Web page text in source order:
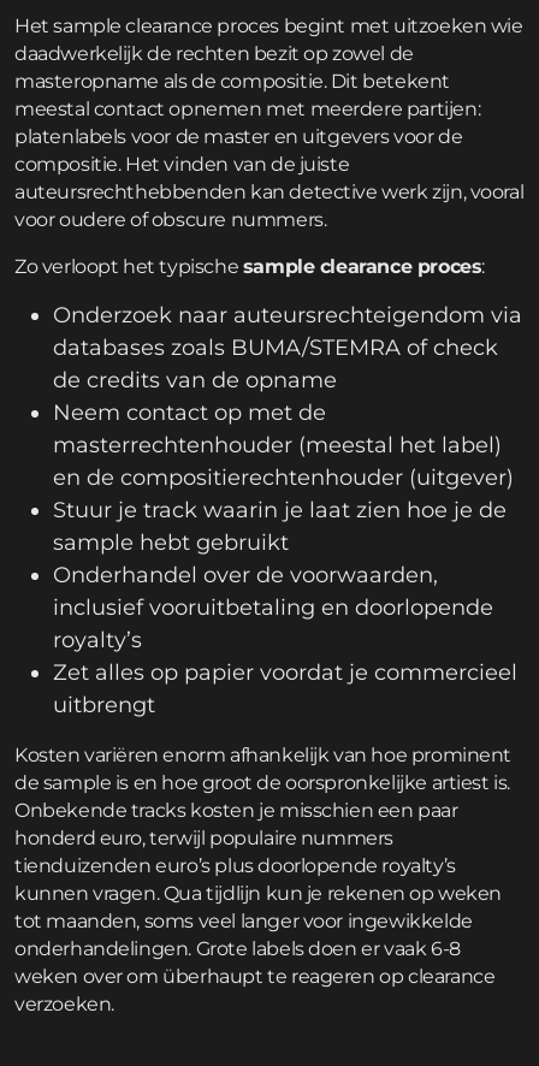
Het sample clearance proces begint met uitzoeken wie
daadwerkelijk de rechten bezit op zowel de
masteropname als de compositie. Dit betekent
meestal contact opnemen met meerdere partijen:
platenlabels voor de master en uitgevers voor de
compositie. Het vinden van de juiste
auteursrechthebbenden kan detective werk zijn, vooral
voor oudere of obscure nummers.
Zo verloopt het typische sample clearance proces:
Onderzoek naar auteursrechteigendom via
databases zoals BUMA/STEMRA of check
de credits van de opname
Neem contact op met de
masterrechtenhouder (meestal het label)
en de compositierechtenhouder (uitgever)
Stuur je track waarin je laat zien hoe je de
sample hebt gebruikt
Onderhandel over de voorwaarden,
inclusief vooruitbetaling en doorlopende
royalty’s
Zet alles op papier voordat je commercieel
uitbrengt
Kosten variëren enorm afhankelijk van hoe prominent
de sample is en hoe groot de oorspronkelijke artiest is.
Onbekende tracks kosten je misschien een paar
honderd euro, terwijl populaire nummers
tienduizenden euro’s plus doorlopende royalty’s
kunnen vragen. Qua tijdlijn kun je rekenen op weken
tot maanden, soms veel langer voor ingewikkelde
onderhandelingen. Grote labels doen er vaak 6-8
weken over om überhaupt te reageren op clearance
verzoeken.